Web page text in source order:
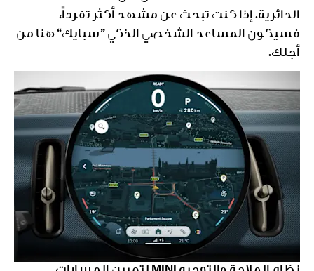
الدائرية. إذا كنت تبحث عن مشهد أكثر تفرداً،
فسيكون المساعد الشخصي الذكي ”سبايك“ هنا من
أجلك.